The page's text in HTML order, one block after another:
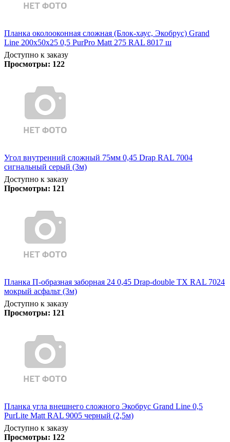
Планка околооконная сложная (Блок-хаус, Экобрус) Grand
Line 200х50х25 0,5 PurPro Matt 275 RAL 8017 ш
Доступно к заказу
Просмотры: 122
Угол внутренний сложный 75мм 0,45 Drap RAL 7004
сигнальный серый (3м)
Доступно к заказу
Просмотры: 121
Планка П-образная заборная 24 0,45 Drap-double TX RAL 7024
мокрый асфальт (3м)
Доступно к заказу
Просмотры: 121
Планка угла внешнего сложного Экобрус Grand Line 0,5
PurLite Matt RAL 9005 черный (2,5м)
Доступно к заказу
Просмотры: 122